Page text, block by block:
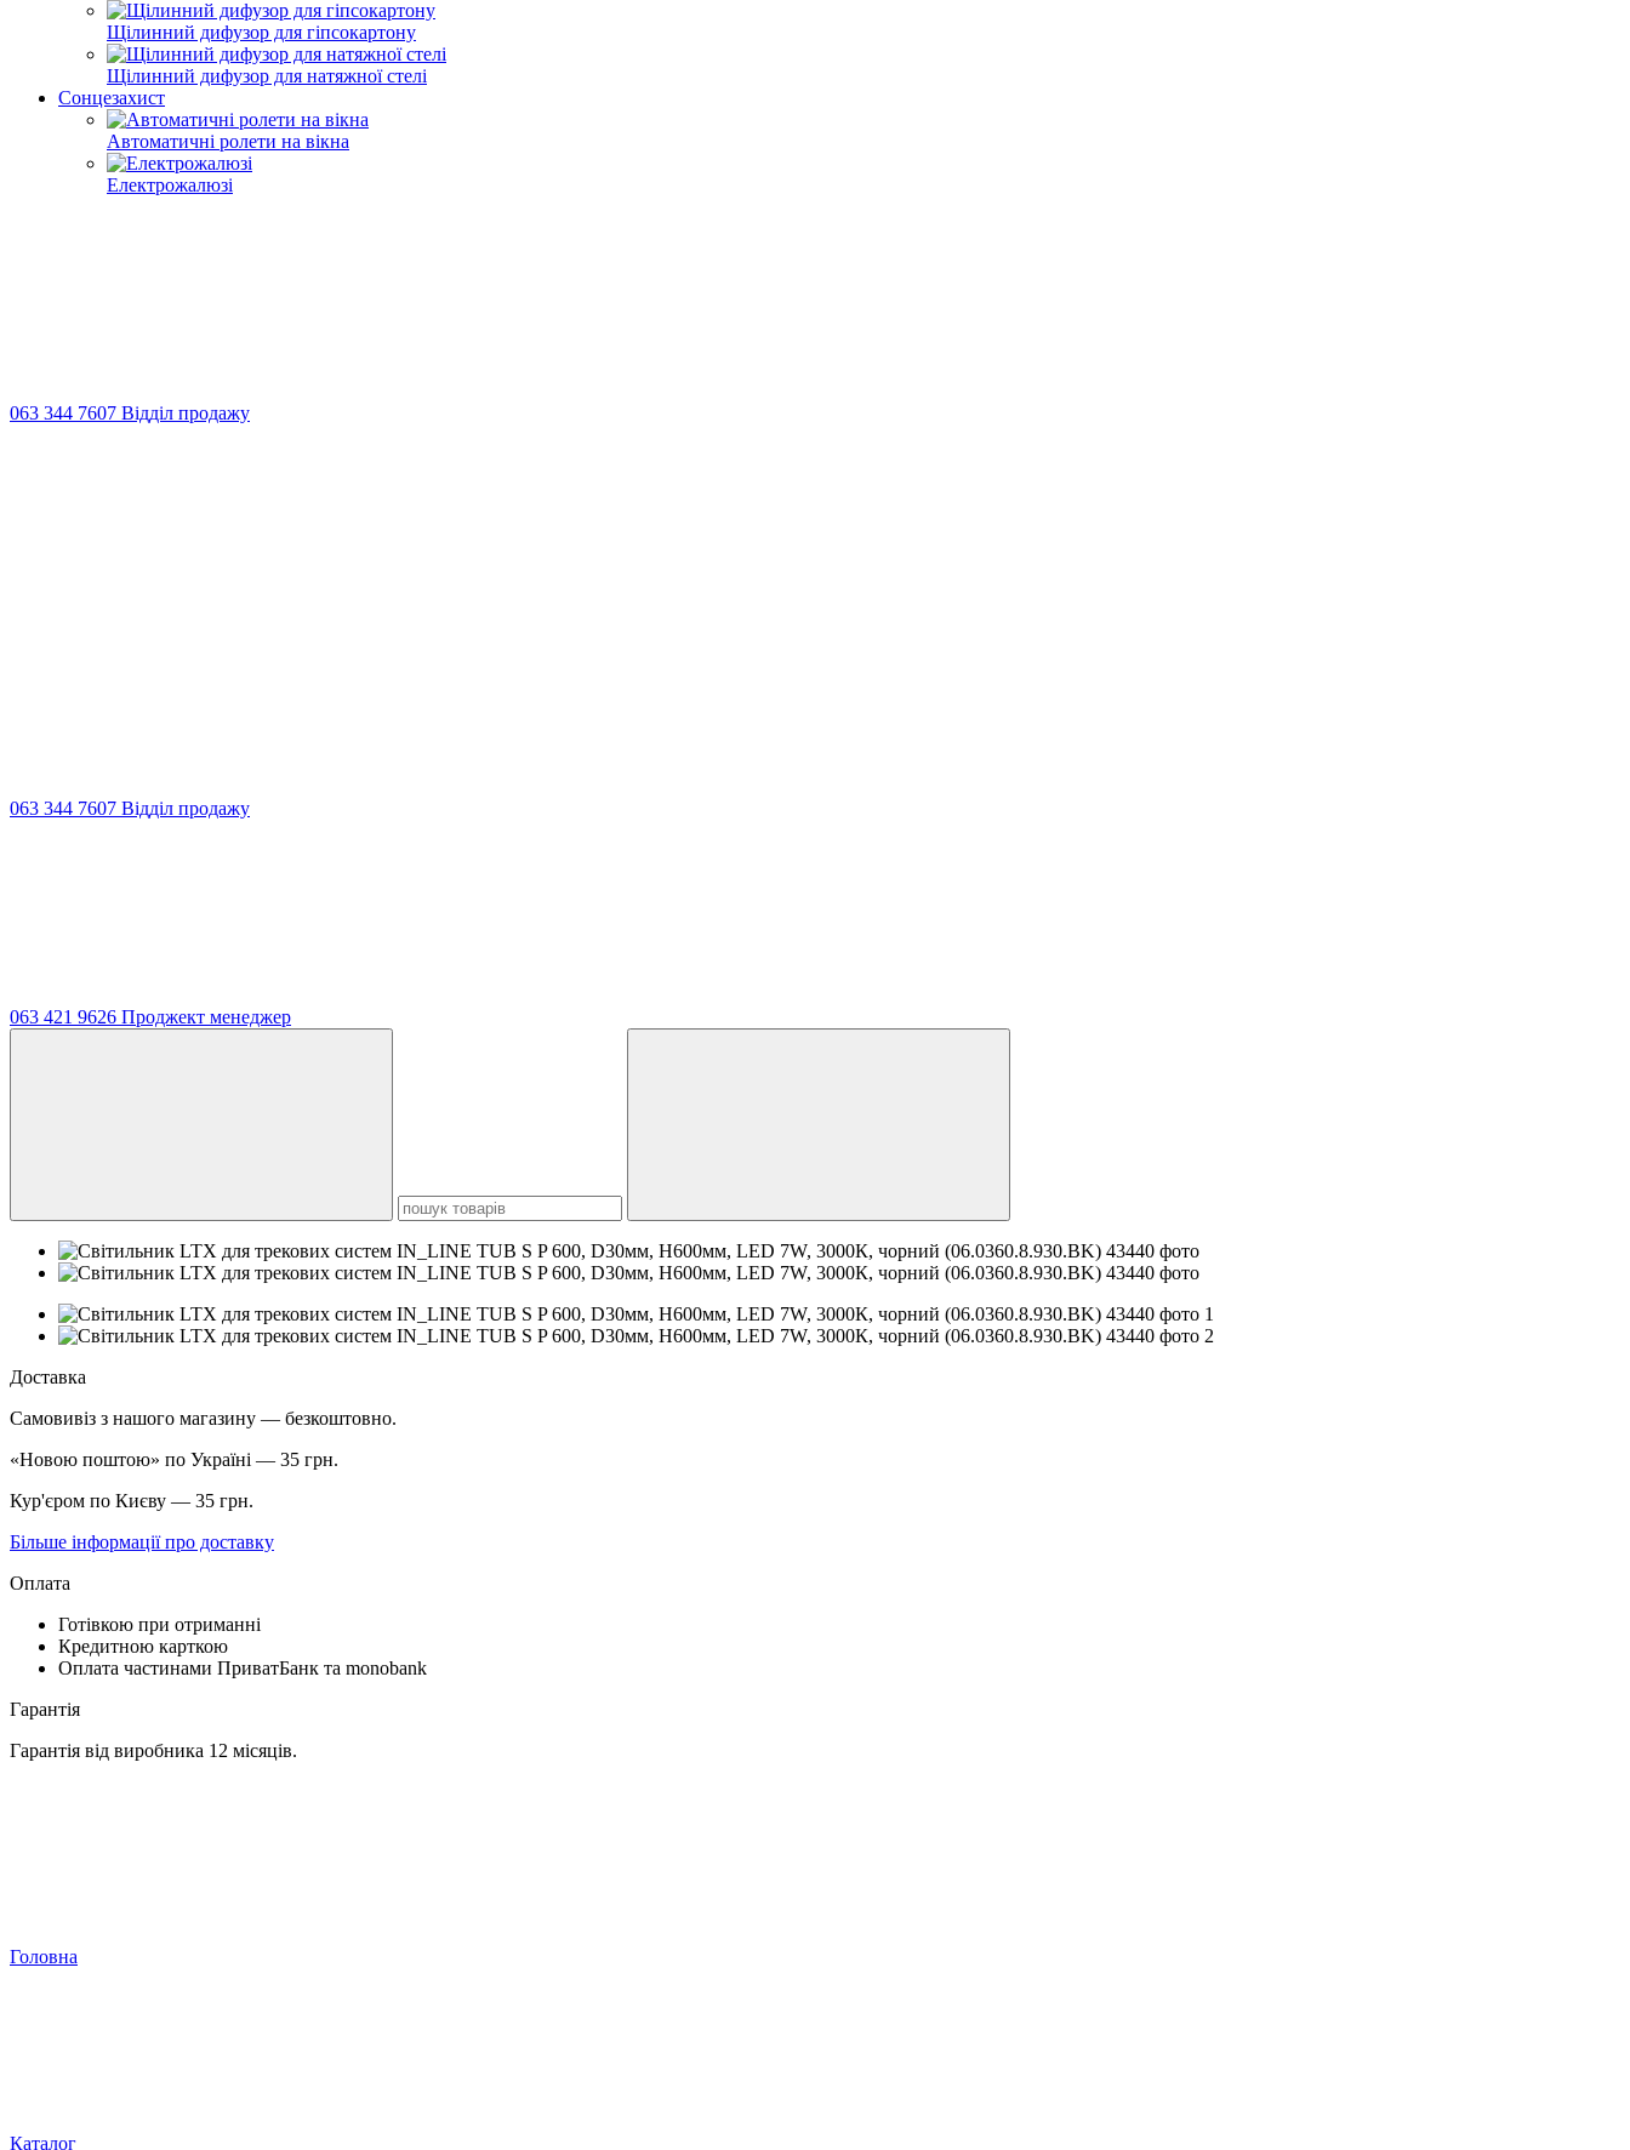
Щілинний дифузор для гіпсокартону
Щілинний дифузор для натяжної стелі
Сонцезахист
Автоматичні ролети на вікна
Електрожалюзі
063 344 7607 Відділ продажу
063 344 7607 Відділ продажу
063 421 9626 Проджект менеджер
Доставка
Самовивіз з нашого магазину — безкоштовно.
«Новою поштою» по Україні — 35 грн.
Кур'єром по Києву — 35 грн.
Більше інформації про доставку
Оплата
Готівкою при отриманні
Кредитною карткою
Оплата частинами ПриватБанк та monobank
Гарантія
Гарантія від виробника 12 місяців.
Головна
Каталог